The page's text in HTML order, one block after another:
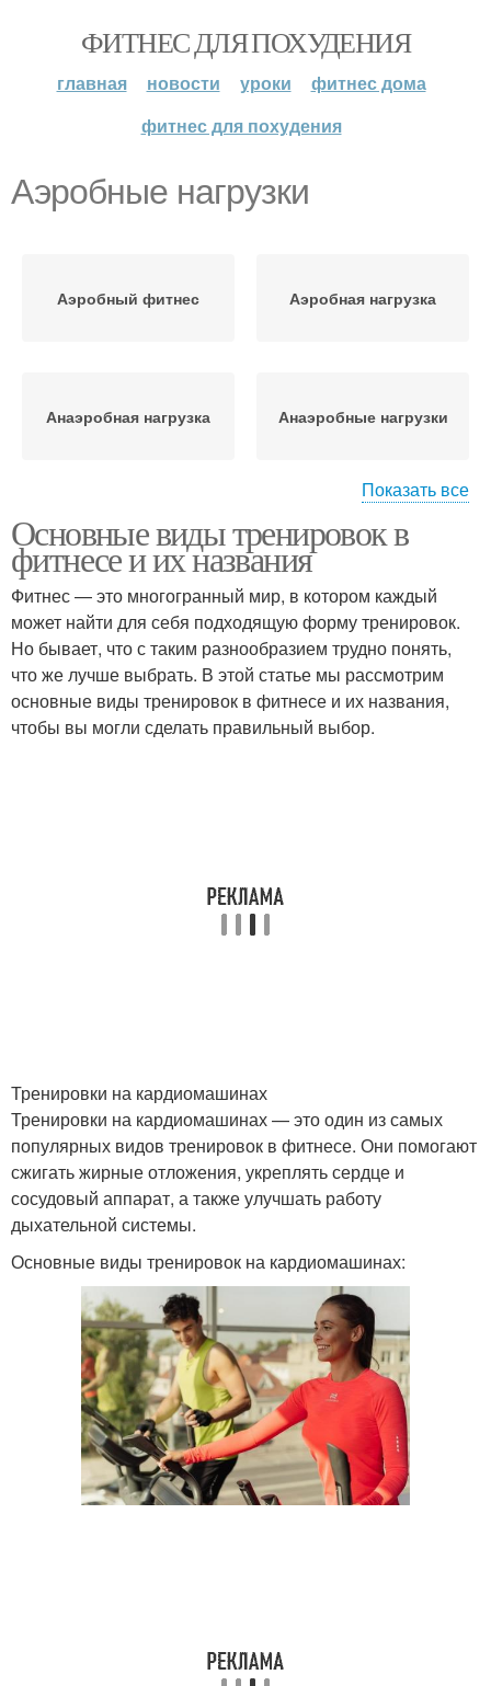
ФИТНЕС ДЛЯ ПОХУДЕНИЯ
главная новости уроки
фитнес дома
фитнес для похудения
Аэробные нагрузки
Аэробный фитнес Аэробная нагрузка
Анаэробная нагрузка Анаэробные нагрузки
Нагрузки для организма Физическая нагрузка
Аэробные виды Аэробные тренировки
Аэробные упражнения Нагрузки для похудения
Аэробная тренировка Аэробная способность
Аэробные способности Аэробное упражнение
Показать все
Основные виды тренировок в
фитнесе и их названия
Фитнес — это многогранный мир, в котором каждый
может найти для себя подходящую форму тренировок.
Но бывает, что с таким разнообразием трудно понять,
что же лучше выбрать. В этой статье мы рассмотрим
основные виды тренировок в фитнесе и их названия,
чтобы вы могли сделать правильный выбор.
Тренировки на кардиомашинах
Тренировки на кардиомашинах — это один из самых
популярных видов тренировок в фитнесе. Они помогают
сжигать жирные отложения, укреплять сердце и
сосудовый аппарат, а также улучшать работу
дыхательной системы.
Основные виды тренировок на кардиомашинах: